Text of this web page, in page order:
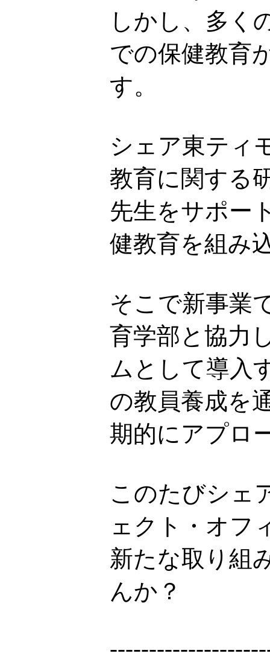
しかし、多く
での保健教育
す。
シェア東ティ
教育に関する
先生をサポー
健教育を組み
そこで新事業
育学部と協力
ムとして導入
の教員養成を
期的にアプロ
このたびシェ
ェクト・オフ
新たな取り組
んか？